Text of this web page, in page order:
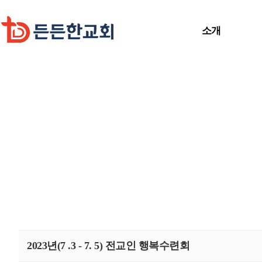
소개
2023년(7 .3 - 7. 5) 전교인 행복수련회